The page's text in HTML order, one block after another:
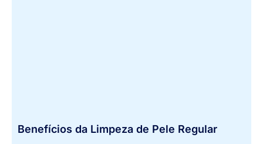
Benefícios da Limpeza de Pele Regular